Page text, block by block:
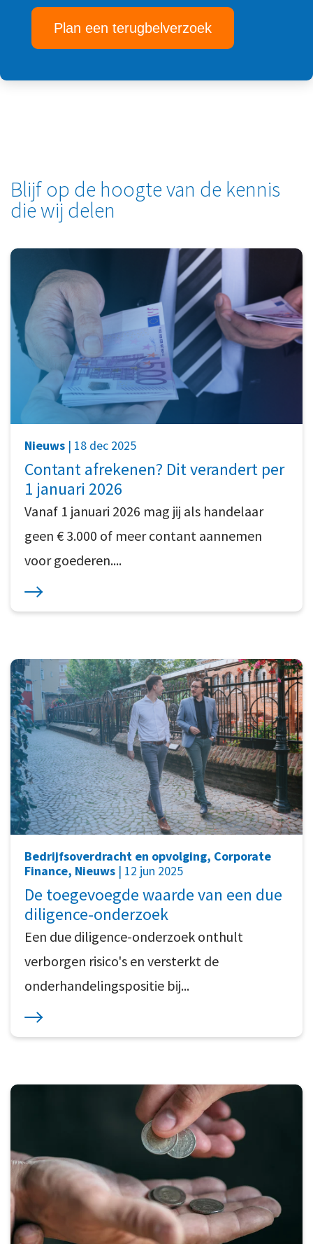
Plan een terugbelverzoek
Blijf op de hoogte van de kennis
die wij delen
Nieuws | 18 dec 2025
Contant afrekenen? Dit verandert per
1 januari 2026
Vanaf 1 januari 2026 mag jij als handelaar
geen € 3.000 of meer contant aannemen
voor goederen....
Bedrijfsoverdracht en opvolging, Corporate
Finance, Nieuws | 12 jun 2025
De toegevoegde waarde van een due
diligence-onderzoek
Een due diligence-onderzoek onthult
verborgen risico's en versterkt de
onderhandelingspositie bij...